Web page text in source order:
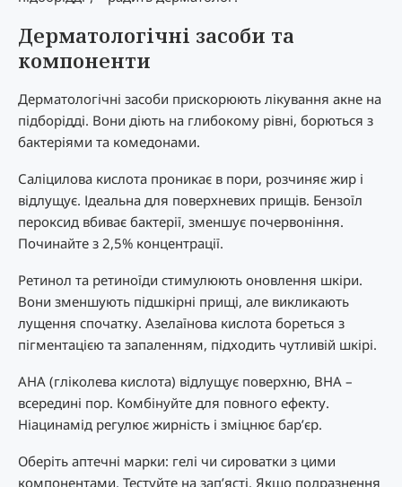
Дерматологічні засоби та
компоненти
Дерматологічні засоби прискорюють лікування акне на
підборідді. Вони діють на глибокому рівні, борються з
бактеріями та комедонами.
Саліцилова кислота проникає в пори, розчиняє жир і
відлущує. Ідеальна для поверхневих прищів. Бензоїл
пероксид вбиває бактерії, зменшує почервоніння.
Починайте з 2,5% концентрації.
Ретинол та ретиноїди стимулюють оновлення шкіри.
Вони зменшують підшкірні прищі, але викликають
лущення спочатку. Азелаїнова кислота бореться з
пігментацією та запаленням, підходить чутливій шкірі.
AHA (гліколева кислота) відлущує поверхню, BHA –
всередині пор. Комбінуйте для повного ефекту.
Ніацинамід регулює жирність і зміцнює бар’єр.
Оберіть аптечні марки: гелі чи сироватки з цими
компонентами. Тестуйте на зап’ясті. Якщо подразнення